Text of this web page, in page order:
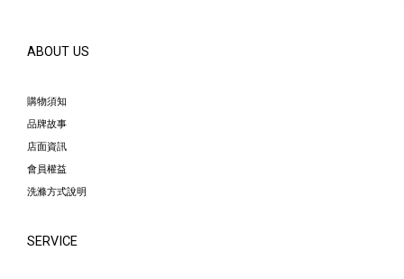
ABOUT US
購物須知
品牌故事
店面資訊
會員權益
洗滌方式說明
SERVICE